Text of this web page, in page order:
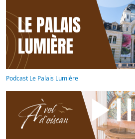
Podcast Le Palais Lumière